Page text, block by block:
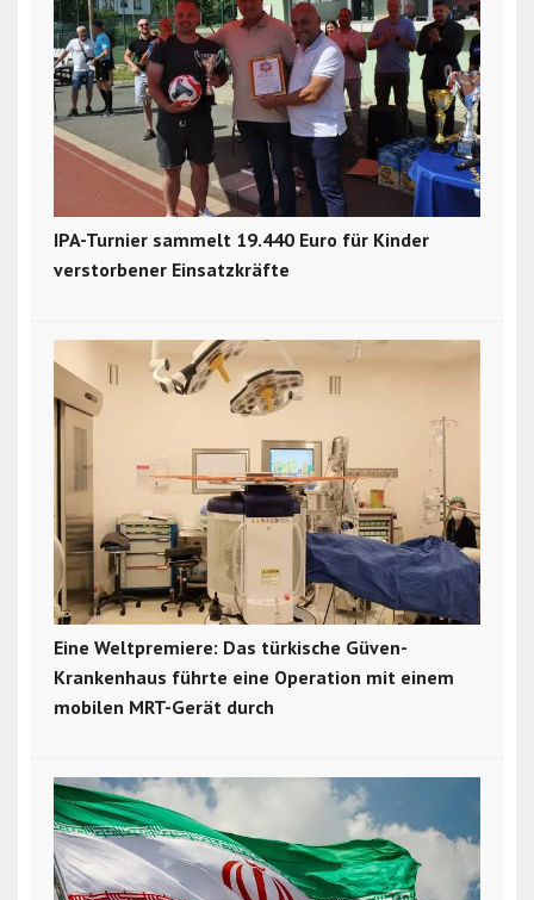
IPA-Turnier sammelt 19.440 Euro für Kinder
verstorbener Einsatzkräfte
Eine Weltpremiere: Das türkische Güven-
Krankenhaus führte eine Operation mit einem
mobilen MRT-Gerät durch